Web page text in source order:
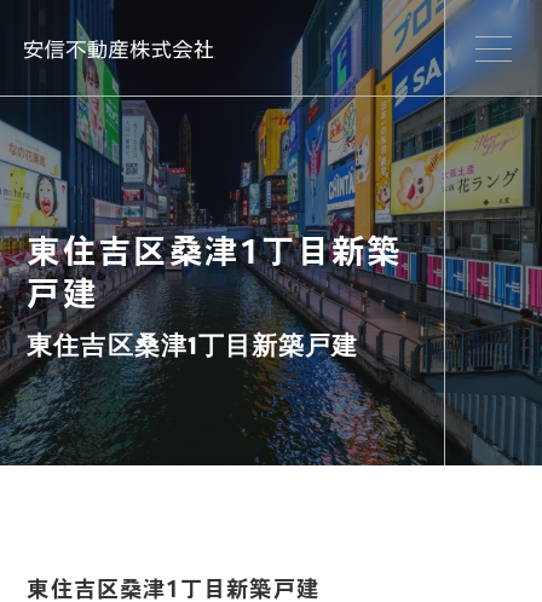
東住吉区桑津1丁目新築
戸建
東住吉区桑津1丁目新築戸建
東住吉区桑津1丁目新築戸建